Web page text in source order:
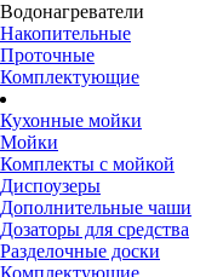
Водонагреватели
Накопительные
Проточные
Комплектующие
Кухонные мойки
Мойки
Комплекты с мойкой
Диспоузеры
Дополнительные чаши
Дозаторы для средства
Разделочные доски
Комплектующие